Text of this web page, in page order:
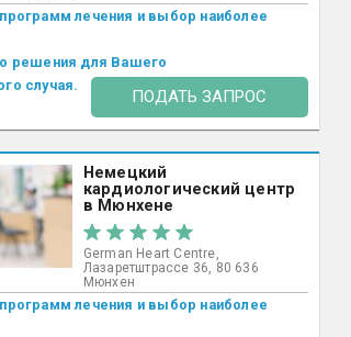
лечения и выбор наиболее
решения для Вашего
случая.
ПОДАТЬ ЗАПРОС
Немецкий
кардиологический центр
в Мюнхене
German Heart Centre,
Лазаретштрассе 36, 80 636
Мюнхен
лечения и выбор наиболее